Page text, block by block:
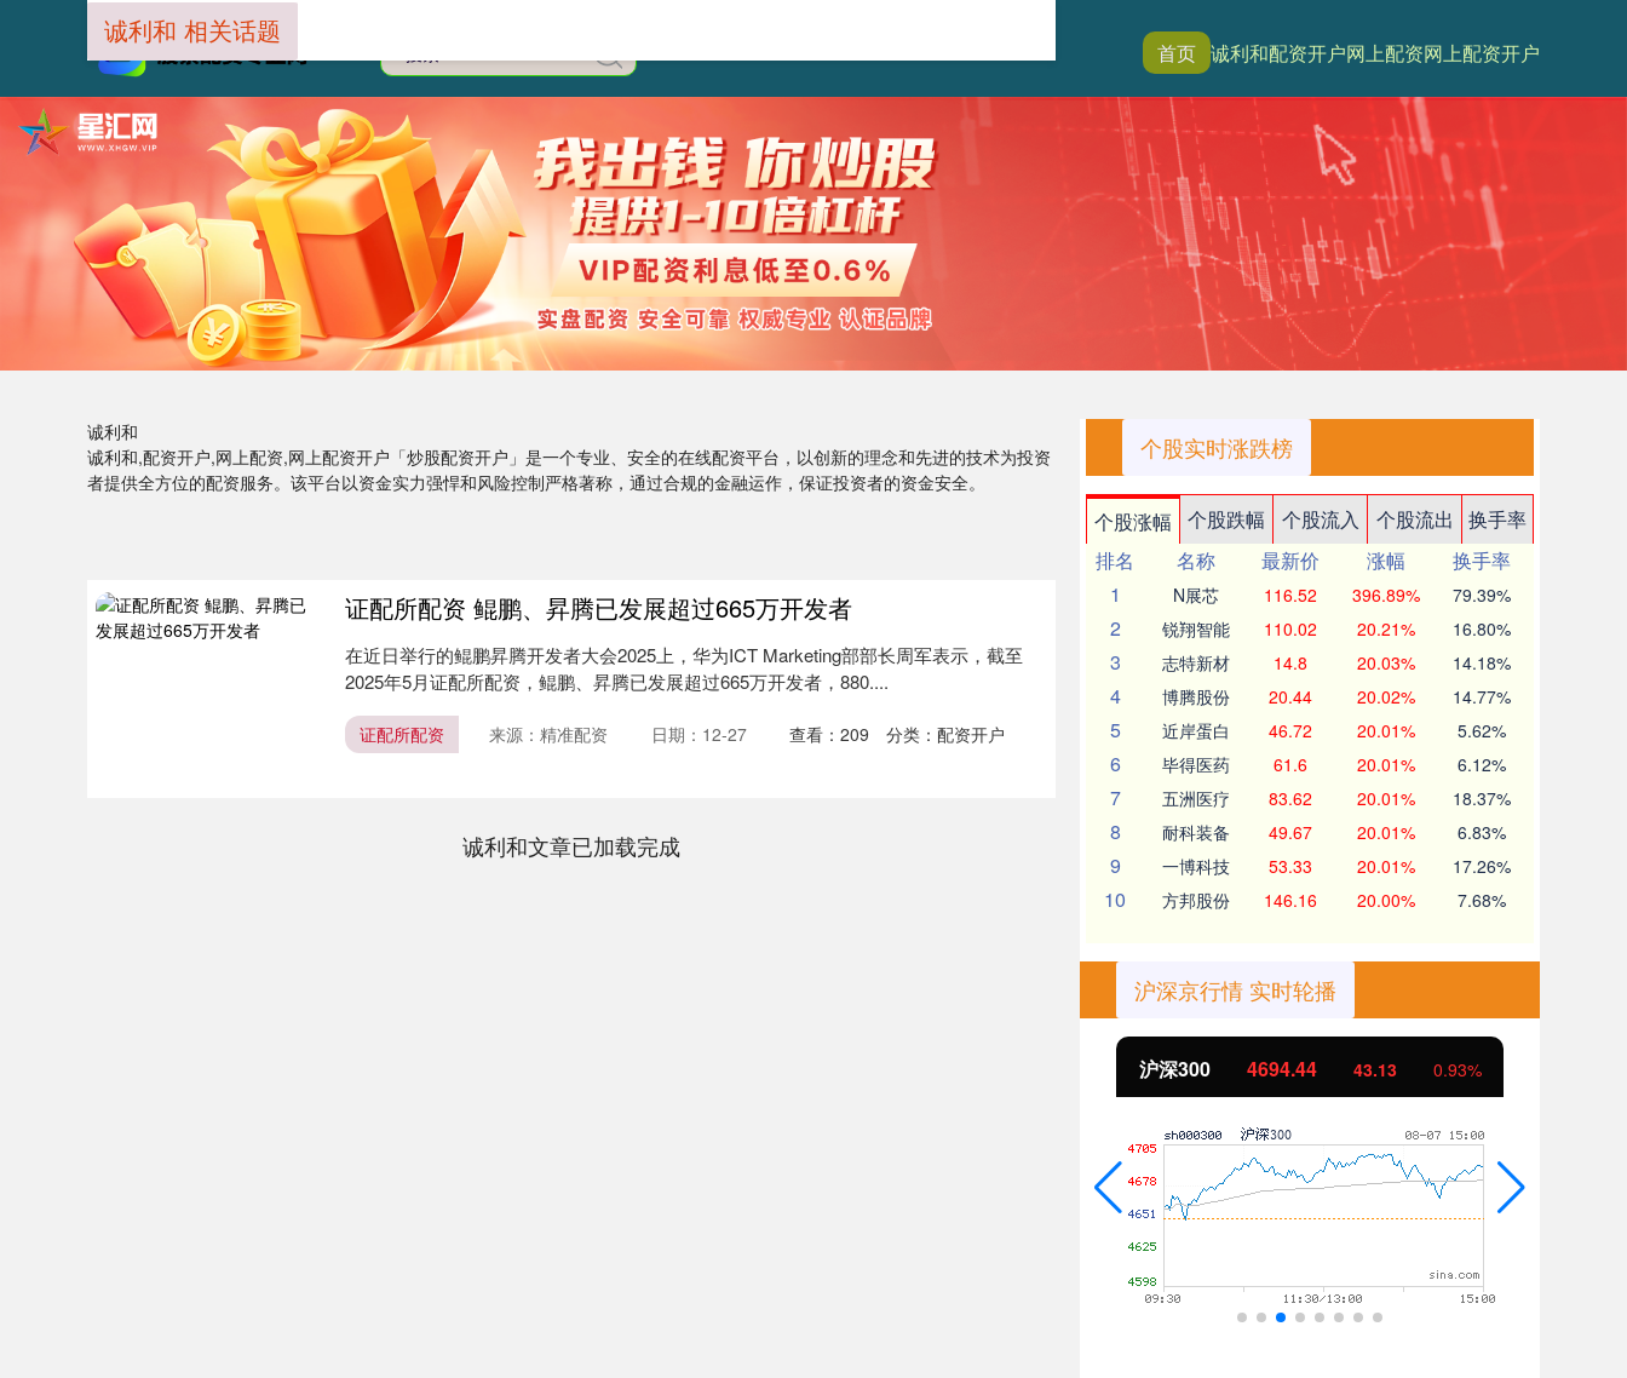
首页 诚利和配资开户网上配资网上配资开户
诚利和
诚利和,配资开户,网上配资,网上配资开户「炒股配资开户」是一个专业、安全的在线配资平台，以创新的理念和先进的技术为投资
者提供全方位的配资服务。该平台以资金实力强悍和风险控制严格著称，通过合规的金融运作，保证投资者的资金安全。
诚利和 相关话题
证配所配资 鲲鹏、昇腾已发展超过665万开发者
在近日举行的鲲鹏昇腾开发者大会2025上，华为ICT Marketing部部长周军表示，截至
2025年5月证配所配资，鲲鹏、昇腾已发展超过665万开发者，880....
证配所配资 来源：精准配资 日期：12-27 查看： 209 分类： 配资开户
诚利和文章已加载完成
个股实时涨跌榜
个股涨幅 个股跌幅 个股流入 个股流出
换手率
排名
名称 最新价 涨幅
换手率
1
N展芯 116.52 396.89% 79.39%
2 锐翔智能 110.02 20.21% 16.80%
3 志特新材 14.8 20.03% 14.18%
4 博腾股份 20.44 20.02% 14.77%
5 近岸蛋白 46.72 20.01% 5.62%
6 毕得医药 61.6 20.01% 6.12%
7 五洲医疗 83.62 20.01% 18.37%
8 耐科装备 49.67 20.01% 6.83%
9 一博科技 53.33 20.01% 17.26%
10 方邦股份 146.16 20.00% 7.68%
沪深京行情 实时轮播
北证50 1134.24 11.37